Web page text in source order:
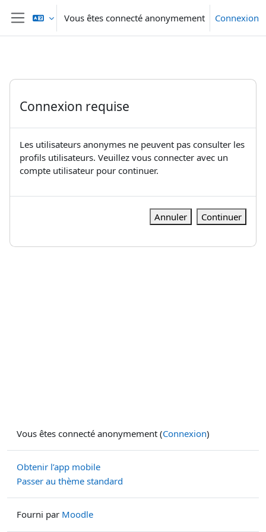
Passer au contenu principal
Panneau latéral
Vous êtes connecté anonymement Connexion
Connexion requise
Les utilisateurs anonymes ne peuvent pas consulter les
profils utilisateurs. Veuillez vous connecter avec un
compte utilisateur pour continuer.
Annuler Continuer
Vous êtes connecté anonymement (Connexion)
Obtenir l’app mobile
Passer au thème standard
Fourni par Moodle